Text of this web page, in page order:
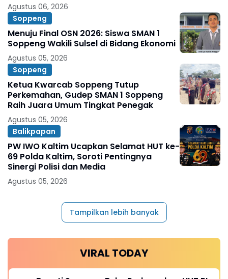
Agustus 06, 2026
Soppeng
Menuju Final OSN 2026: Siswa SMAN 1
Soppeng Wakili Sulsel di Bidang Ekonomi
Agustus 05, 2026
Soppeng
Ketua Kwarcab Soppeng Tutup
Perkemahan, Gudep SMAN 1 Soppeng
Raih Juara Umum Tingkat Penegak
Agustus 05, 2026
Balikpapan
PW IWO Kaltim Ucapkan Selamat HUT ke-
69 Polda Kaltim, Soroti Pentingnya
Sinergi Polisi dan Media
Agustus 05, 2026
Tampilkan lebih banyak
VIRAL TODAY